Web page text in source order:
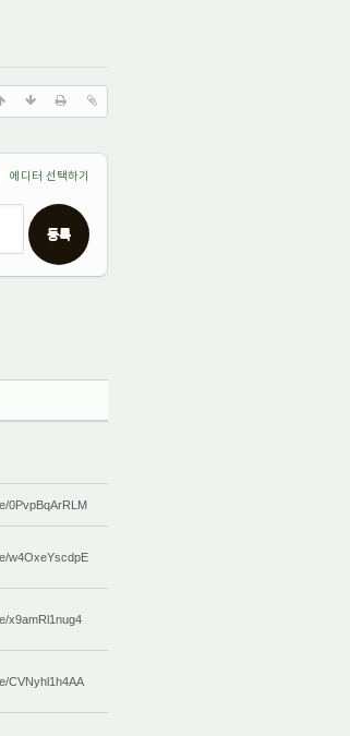
에디터 선택하기
0PvpBqArRLM
w4OxeYscdpE
x9amRl1nug4
CVNyhl1h4AA